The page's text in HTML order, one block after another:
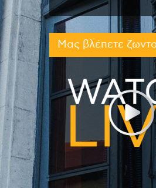
Μας βλέπετε